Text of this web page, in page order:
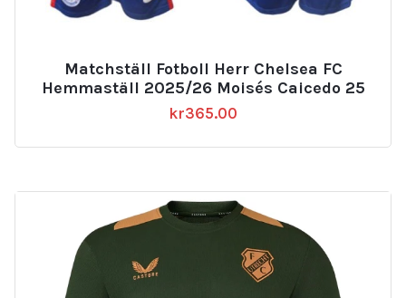
Matchställ Fotboll Herr Chelsea FC
Hemmaställ 2025/26 Moisés Caicedo 25
kr365.00